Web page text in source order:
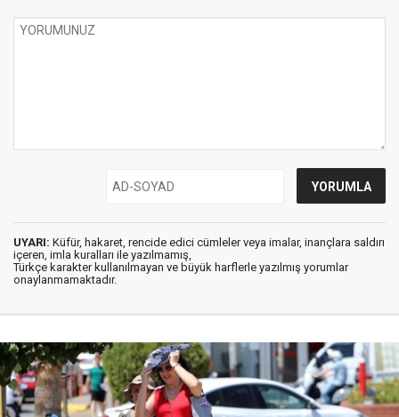
UYARI: Küfür, hakaret, rencide edici cümleler veya imalar, inançlara saldırı
içeren, imla kuralları ile yazılmamış,
Türkçe karakter kullanılmayan ve büyük harflerle yazılmış yorumlar
onaylanmamaktadır.